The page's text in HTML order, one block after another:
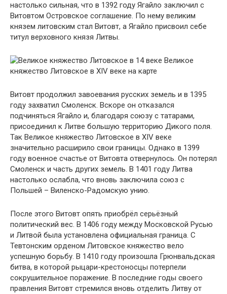
настолько сильная, что в 1392 году Ягайло заключил с
Витовтом Островское соглашение. По нему великим
князем литовским стал Витовт, а Ягайло присвоил себе
титул верховного князя Литвы.
Великое
княжество Литовское в XIV веке на карте
Витовт продолжил завоевания русских земель и в 1395
году захватил Смоленск. Вскоре он отказался
подчиняться Ягайло и, благодаря союзу с татарами,
присоединил к Литве большую территорию Дикого поля.
Так Великое княжество Литовское в XIV веке
значительно расширило свои границы. Однако в 1399
году военное счастье от Витовта отвернулось. Он потерял
Смоленск и часть других земель. В 1401 году Литва
настолько ослабла, что вновь заключила союз с
Польшей – Виленско-Радомскую унию.
После этого Витовт опять приобрёл серьёзный
политический вес. В 1406 году между Московской Русью
и Литвой была установлена официальная граница. С
Тевтонским орденом Литовское княжество вело
успешную борьбу. В 1410 году произошла Грюнвальдская
битва, в которой рыцари-крестоносцы потерпели
сокрушительное поражение. В последние годы своего
правления Витовт стремился вновь отделить Литву от